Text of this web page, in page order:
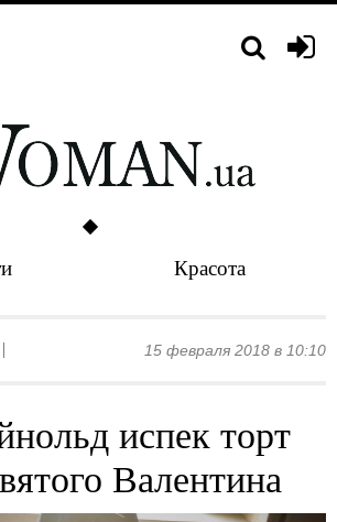
Красота
15 февраля 2018 в 10:10
испек торт
Валентина